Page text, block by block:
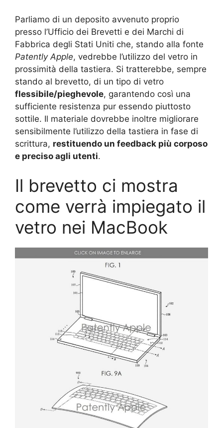
Parliamo di un deposito avvenuto proprio
presso l’Ufficio dei Brevetti e dei Marchi di
Fabbrica degli Stati Uniti che, stando alla fonte
Patently Apple, vedrebbe l’utilizzo del vetro in
prossimità della tastiera. Si tratterebbe, sempre
stando al brevetto, di un tipo di vetro
flessibile/pieghevole, garantendo così una
sufficiente resistenza pur essendo piuttosto
sottile. Il materiale dovrebbe inoltre migliorare
sensibilmente l’utilizzo della tastiera in fase di
scrittura, restituendo un feedback più corposo
e preciso agli utenti.
Il brevetto ci mostra
come verrà impiegato il
vetro nei MacBook